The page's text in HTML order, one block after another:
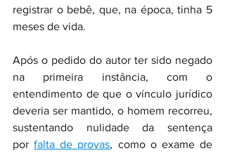
registrar o bebê, que, na época, tinha 5
meses de vida.
Após o pedido do autor ter sido negado
na primeira instância, com o
entendimento de que o vínculo jurídico
deveria ser mantido, o homem recorreu,
sustentando nulidade da sentença
por falta de provas, como o exame de